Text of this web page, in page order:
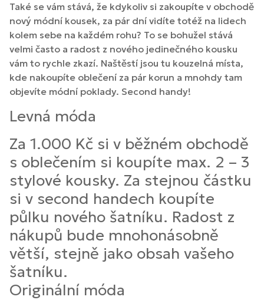
Také se vám stává, že kdykoliv si zakoupíte v obchodě
nový módní kousek, za pár dní vidíte totéž na lidech
kolem sebe na každém rohu? To se bohužel stává
velmi často a radost z nového jedinečného kousku
vám to rychle zkazí. Naštěstí jsou tu kouzelná místa,
kde nakoupíte oblečení za pár korun a mnohdy tam
objevíte módní poklady. Second handy!
Levná móda
Za 1.000 Kč si v běžném obchodě
s oblečením si koupíte max. 2 – 3
stylové kousky. Za stejnou částku
si v second handech koupíte
půlku nového šatníku. Radost z
nákupů bude mnohonásobně
větší, stejně jako obsah vašeho
šatníku.
Originální móda